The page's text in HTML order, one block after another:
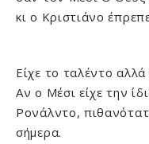
κι ο Κριστιάνο
Είχε το ταλέντο
Αν ο Μέσι είχε την
Ρονάλντο,
σήμερα.